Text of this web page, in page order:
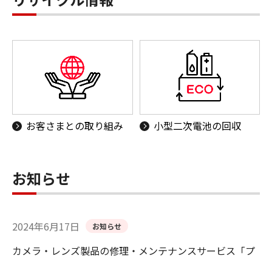
お客さまとの取り組み 小型二次電池の回収
お知らせ
2024年6月17日 お知らせ
カメラ・レンズ製品の修理・メンテナンスサービス「プ